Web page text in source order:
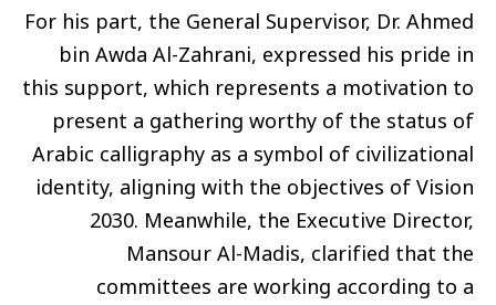
For his part, the General Supervisor, Dr. Ahmed
bin Awda Al-Zahrani, expressed his pride in
this support, which represents a motivation to
present a gathering worthy of the status of
Arabic calligraphy as a symbol of civilizational
identity, aligning with the objectives of Vision
2030. Meanwhile, the Executive Director,
Mansour Al-Madis, clarified that the
committees are working according to a